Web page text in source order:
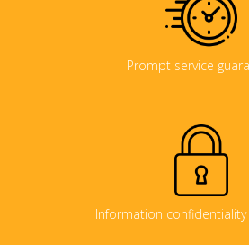
Prompt service
Information confidentiality